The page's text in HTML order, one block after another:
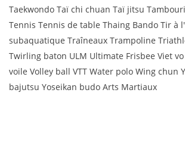
Taekwondo Taï chi chuan Taï jitsu
Tennis Tennis de table Thaing Bando Tir à
subaquatique Traîneaux Trampoline
Twirling baton ULM Ultimate Frisbee Viet vo
voile Volley ball VTT Water polo Wing chun
bajutsu Yoseikan budo Arts Martiaux